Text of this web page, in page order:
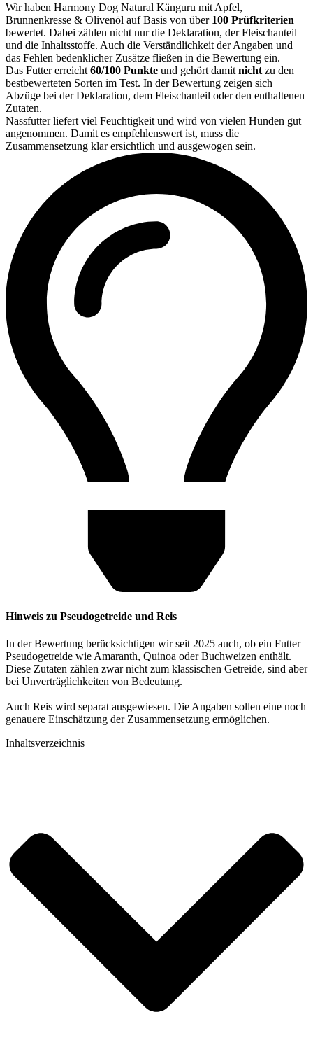
Wir haben Harmony Dog Natural Känguru mit Apfel,
Brunnenkresse & Olivenöl auf Basis von über 100 Prüfkriterien
bewertet. Dabei zählen nicht nur die Deklaration, der Fleischanteil
und die Inhaltsstoffe. Auch die Verständlichkeit der Angaben und
das Fehlen bedenklicher Zusätze fließen in die Bewertung ein.
Das Futter erreicht 60/100 Punkte und gehört damit nicht zu den
bestbewerteten Sorten im Test. In der Bewertung zeigen sich
Abzüge bei der Deklaration, dem Fleischanteil oder den enthaltenen
Zutaten.
Nassfutter liefert viel Feuchtigkeit und wird von vielen Hunden gut
angenommen. Damit es empfehlenswert ist, muss die
Zusammensetzung klar ersichtlich und ausgewogen sein.
Hinweis zu Pseudogetreide und Reis
In der Bewertung berücksichtigen wir seit 2025 auch, ob ein Futter
Pseudogetreide wie Amaranth, Quinoa oder Buchweizen enthält.
Diese Zutaten zählen zwar nicht zum klassischen Getreide, sind aber
bei Unverträglichkeiten von Bedeutung.
Auch Reis wird separat ausgewiesen. Die Angaben sollen eine noch
genauere Einschätzung der Zusammensetzung ermöglichen.
Inhaltsverzeichnis​